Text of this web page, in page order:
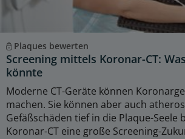
Plaques bewerten
Screening mittels Koronar-CT:
könnte
Moderne CT-Geräte können
machen. Sie können aber auch
Gefäßschäden tief in die Plaque-Seele
Koronar-CT eine große Screening-